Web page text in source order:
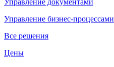
Управление бизнес-процессами
Все решения
Цены